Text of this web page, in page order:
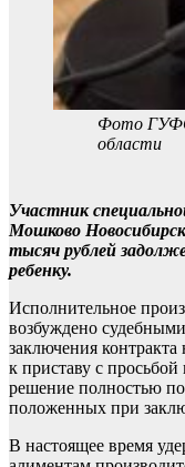
Фото
области
Участник
Мошково
тысяч рублей
ребенку.
Исполнительное
возбуждено
заключения
к приставу с
решение полностью
положенных при
В настоящее время